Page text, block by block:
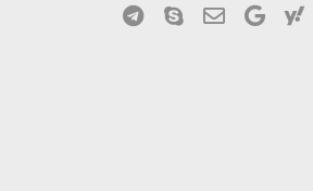
Telegram
Skype Эл. почта
Google